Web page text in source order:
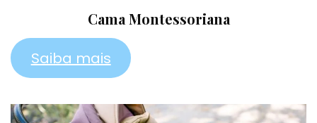
Cama Montessoriana
Saiba mais